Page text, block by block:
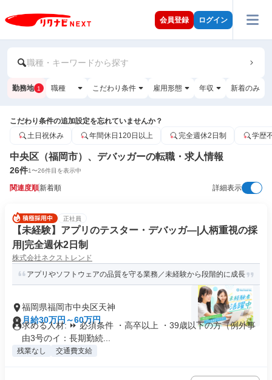
会員登録 ログイン
職種・キーワードから探す
勤務地 1 職種 こだわり条件 雇用形態 年収 新着のみ
こだわり条件の追加設定を忘れていませんか？
土日祝休み
年間休日120日以上 完全週休2日制 学歴
中央区（福岡市）、デバッガーの転職・求人情報
26件1〜26件目を表示中
関連度順新着順 詳細表示
正社員
【未経験】アプリのテスター・デバッガ―|人柄重視の採
用|完全週休2日制
株式会社ネクストレンド
アプリやソフトウェアの品質を守る業務／未経験から段階的に成長
福岡県福岡市中央区天神
月給30万円～60万円
求める人材: ⏩ 必須条件 ・高卒以上 ・39歳以下の方（例外事
由3号のイ：長期勤続...
残業なし 交通費支給